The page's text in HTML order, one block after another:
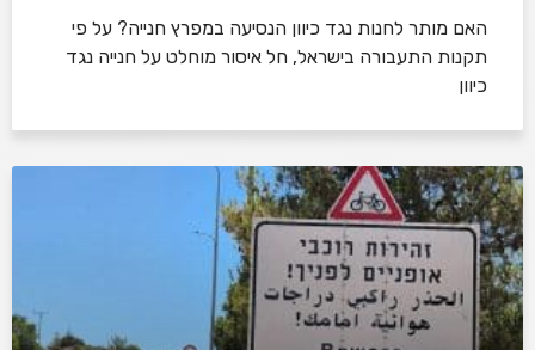
האם מותר לחנות נגד כיוון הנסיעה במפרץ חנייה? על פי
תקנות התעבורה בישראל, חל איסור מוחלט על חנייה נגד
כיוון